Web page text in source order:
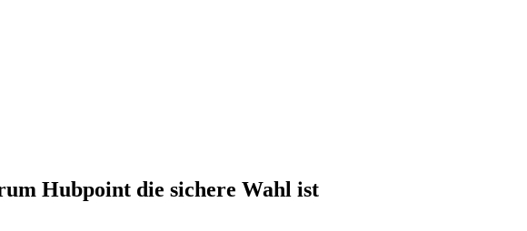
Hubpoint die sichere Wahl ist